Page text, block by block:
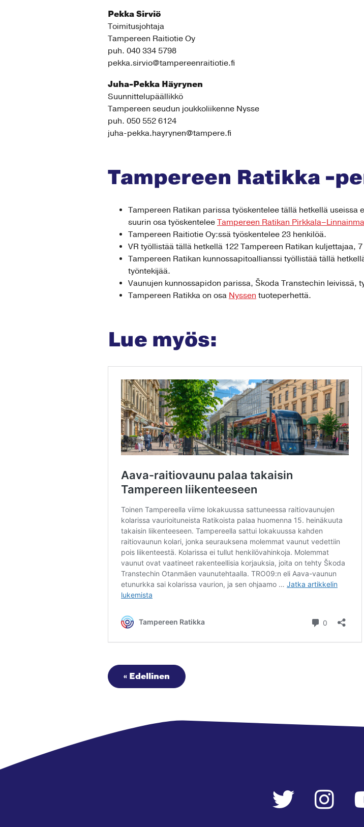
Pekka Sirviö
Toimitusjohtaja
Tampereen Raitiotie Oy
puh. 040 334 5798
pekka.sirvio@tampereenraitiotie.fi
Juha-Pekka Häyrynen
Suunnittelupäällikkö
Tampereen seudun joukkoliikenne Nysse
puh. 050 552 6124
juha-pekka.hayrynen@tampere.fi
Tampereen Ratikka -
Tampereen Ratikan parissa työskentelee tällä hetkellä
suurin osa työskentelee Tampereen Ratikan
Tampereen Raitiotie Oy:ssä työskentelee 23 henkilöä.
VR työllistää tällä hetkellä 122 Tampereen Ratikan kuljettajaa,
Tampereen Ratikan kunnossapitoallianssi työllistää tällä
työntekijää.
Vaunujen kunnossapidon parissa, Škoda Transtechin leivissä,
Tampereen Ratikka on osa Nyssen tuoteperhettä.
Lue myös:
« Edellinen